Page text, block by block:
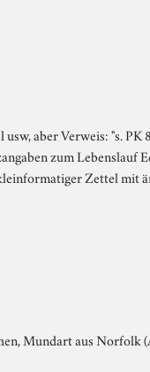
aber Verweis: "s.
zum Lebenslauf
Zettel mit
Mundart aus Norfolk